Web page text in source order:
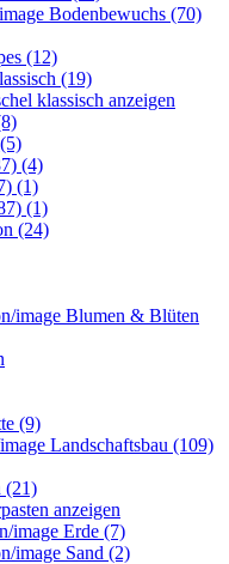
Bodenbewuchs (70)
(12)
(19)
klassisch anzeigen
(4)
(1)
(1)
(24)
Blumen & Blüten
(9)
Landschaftsbau (109)
(21)
anzeigen
Erde (7)
Sand (2)